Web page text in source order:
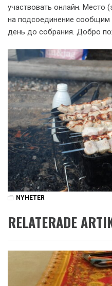
участвовать онлайн. Место
на подсоединение сообщим
день до собрания. Добро
NYHETER
RELATERADE